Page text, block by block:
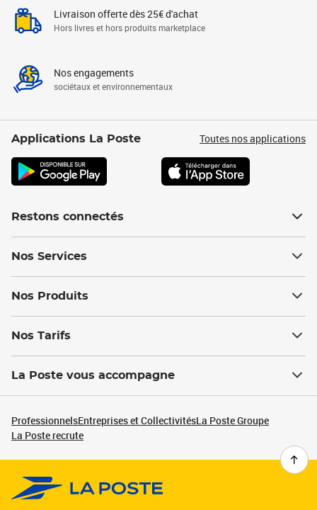
Livraison offerte dès 25€ d'achat
Hors livres et hors produits marketplace
Nos engagements
sociétaux et environnementaux
Applications La Poste Toutes nos applications
Restons connectés
Nos Services
Nos Produits
Nos Tarifs
La Poste vous accompagne
ProfessionnelsEntreprises et CollectivitésLa Poste Groupe
La Poste recrute